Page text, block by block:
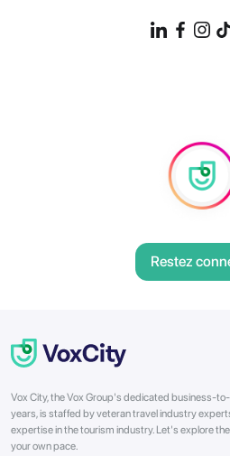
Restez
Vox City, the Vox Group's dedicated business-
years, is staffed by veteran travel industry
expertise in the tourism industry. Let's explore
your own pace.